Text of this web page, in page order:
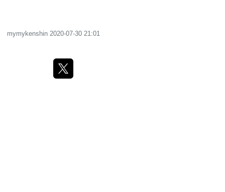
mymykenshin 2020-07-30 21:01